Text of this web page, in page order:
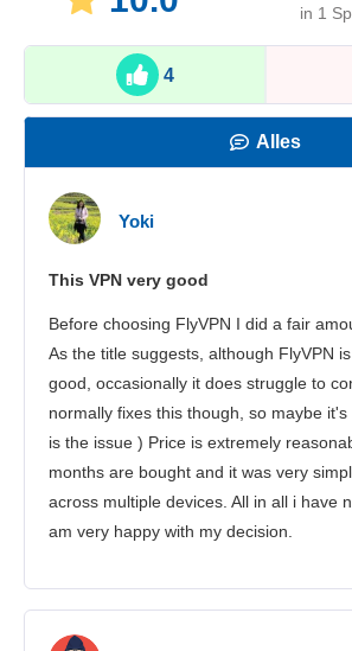
in 1
4
Alles
Kundenservice
Yoki
This VPN very good
Before choosing FlyVPN I did a fair
As the title suggests, although FlyVPN
good, occasionally it does struggle to
normally fixes this though, so maybe
is the issue ) Price is extremely
months are bought and it was very
across multiple devices. All in all i have
am very happy with my decision.